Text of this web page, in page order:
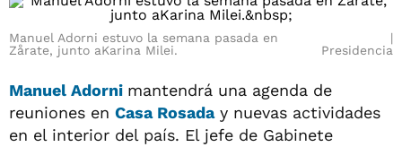
Manuel Adorni estuvo la semana pasada en
Zårate, junto aKarina Milei.
Presidencia
Manuel Adorni mantendrá una agenda de
reuniones en Casa Rosaday nuevas actividades
en el interior del país. El jefe de Gabinete